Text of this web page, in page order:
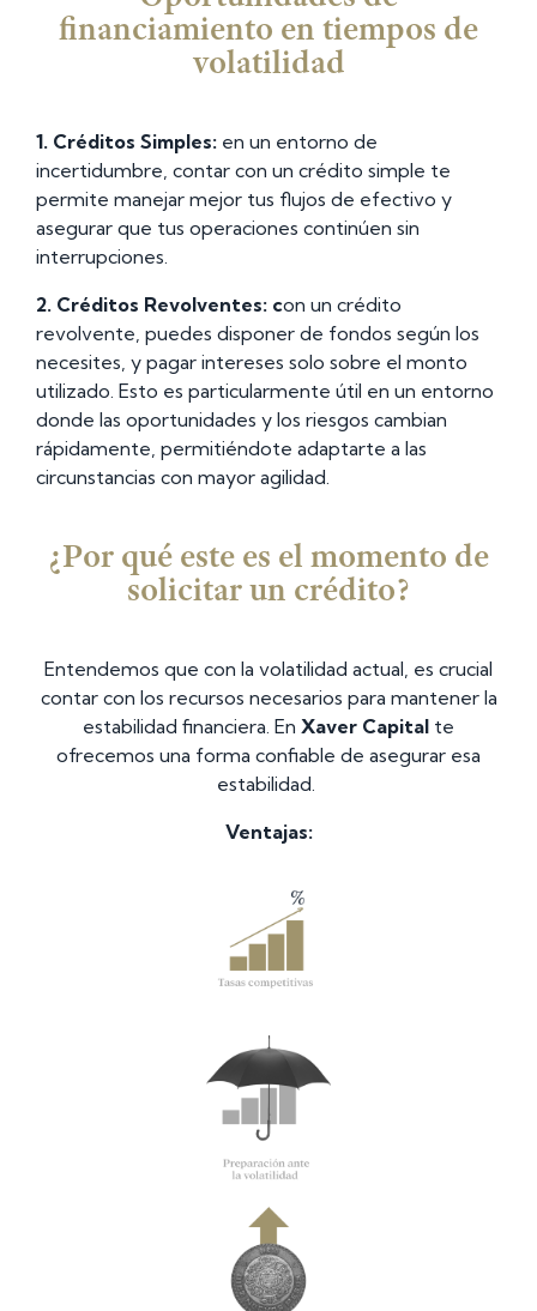
financiamiento en tiempos de
volatilidad
1. Créditos Simples: en un entorno de
incertidumbre, contar con un crédito simple te
permite manejar mejor tus flujos de efectivo y
asegurar que tus operaciones continúen sin
interrupciones.
2. Créditos Revolventes: con un crédito
revolvente, puedes disponer de fondos según los
necesites, y pagar intereses solo sobre el monto
utilizado. Esto es particularmente útil en un entorno
donde las oportunidades y los riesgos cambian
rápidamente, permitiéndote adaptarte a las
circunstancias con mayor agilidad.
¿Por qué este es el momento de
solicitar un crédito?
Entendemos que con la volatilidad actual, es crucial
contar con los recursos necesarios para mantener la
estabilidad financiera. En Xaver Capital te
ofrecemos una forma confiable de asegurar esa
estabilidad.
Ventajas: